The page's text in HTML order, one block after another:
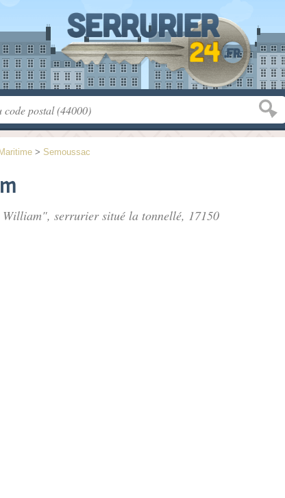
> Semoussac
William", serrurier situé la tonnellé, 17150